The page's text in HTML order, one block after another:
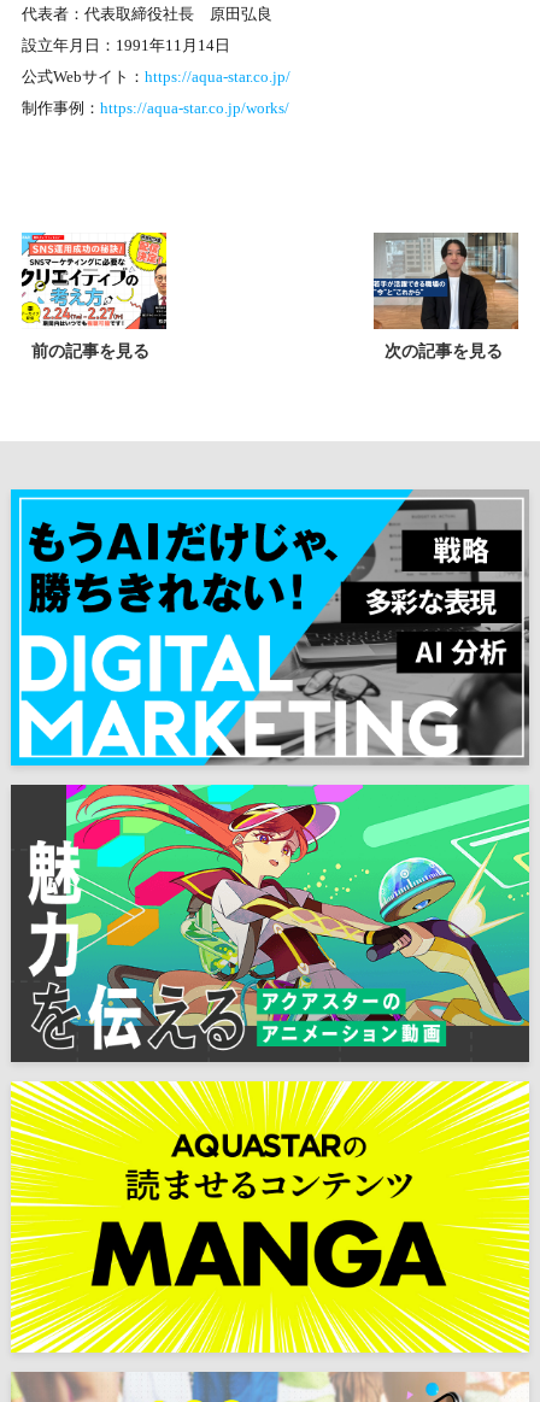
代表者：代表取締役社長 原田弘良
設立年月日：1991年11月14日
公式Webサイト： https://aqua-star.co.jp/
制作事例： https://aqua-star.co.jp/works/
前の記事を見る 次の記事を見る